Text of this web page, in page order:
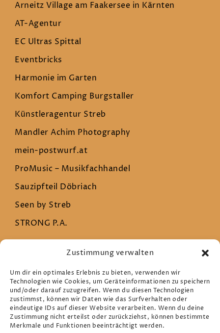
Zustimmung verwalten
Um dir ein optimales Erlebnis zu bieten, verwenden wir
Technologien wie Cookies, um Geräteinformationen zu speichern
und/oder darauf zuzugreifen. Wenn du diesen Technologien
zustimmst, können wir Daten wie das Surfverhalten oder
eindeutige IDs auf dieser Website verarbeiten. Wenn du deine
Zustimmung nicht erteilst oder zurückziehst, können bestimmte
Merkmale und Funktionen beeinträchtigt werden.
Arneitz Village am Faakersee in Kärnten
AT-Agentur
EC Ultras Spittal
Eventbricks
Harmonie im Garten
Komfort Camping Burgstaller
Künstleragentur Streb
Mandler Achim Photography
mein-postwurf.at
ProMusic – Musikfachhandel
Sauzipfteil Döbriach
Seen by Streb
STRONG P.A.
Datenschutz
Impressum